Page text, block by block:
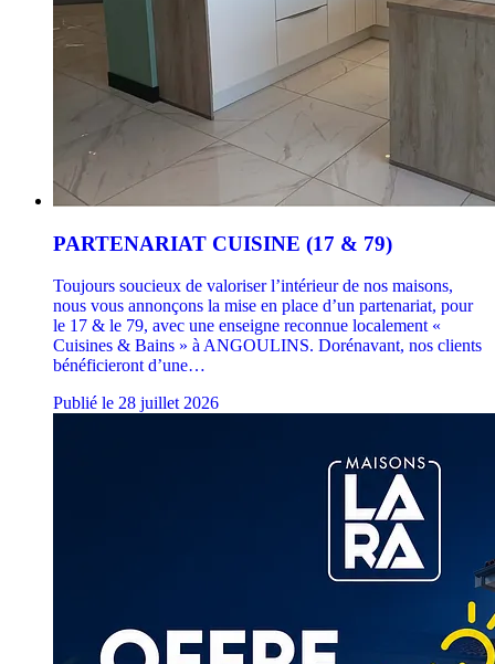
PARTENARIAT CUISINE (17 & 79)
Toujours soucieux de valoriser l’intérieur de nos maisons,
nous vous annonçons la mise en place d’un partenariat, pour
le 17 & le 79, avec une enseigne reconnue localement «
Cuisines & Bains » à ANGOULINS. Dorénavant, nos clients
bénéficieront d’une…
Publié le 28 juillet 2026